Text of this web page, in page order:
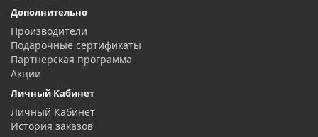
Дополнительно
Производители
Подарочные сертификаты
Партнерская программа
Акции
Личный Кабинет
Личный Кабинет
История заказов